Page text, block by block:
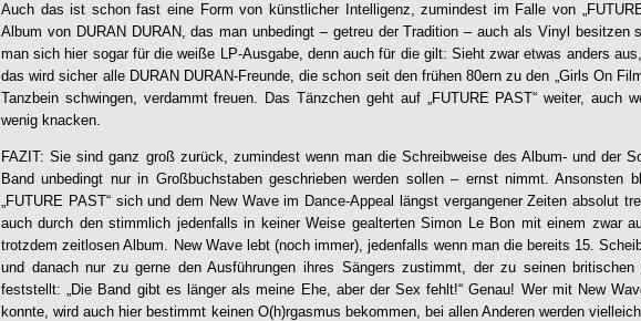
Auch das ist schon fast eine Form von künstlicher Intelligenz, zumindest im Falle von „
Album von DURAN DURAN, das man unbedingt – getreu der Tradition – auch als Vinyl besitzen
man sich hier sogar für die weiße LP-Ausgabe, denn auch für die gilt: Sieht zwar etwas anders
das wird sicher alle DURAN DURAN-Freunde, die schon seit den frühen 80ern zu den „Girls On
Tanzbein schwingen, verdammt freuen. Das Tänzchen geht auf „ FUTURE PAST“ weiter, auch
wenig knacken.
FAZIT: Sie sind ganz groß zurück, zumindest wenn man die Schreibweise des Album- und der
Band unbedingt nur in Großbuchstaben geschrieben werden sollen – ernst nimmt. Ansonsten
FUTURE PAST“ sich und dem New Wave im Dance-Appeal längst vergangener Zeiten absolut
auch durch den stimmlich jedenfalls in keiner Weise gealterten Simon Le Bon mit einem zwar
trotzdem zeitlosen Album. New Wave lebt (noch immer), jedenfalls wenn man die bereits 15.
und danach nur zu gerne den Ausführungen ihres Sängers zustimmt, der zu seinen britischen
feststellt: „Die Band gibt es länger als meine Ehe, aber der Sex fehlt!“ Genau! Wer mit New
konnte, wird auch hier bestimmt keinen O(h)rgasmus bekommen, bei allen Anderen werden